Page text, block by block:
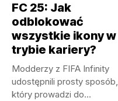
FC 25: Jak
odblokować
wszystkie ikony w
trybie kariery?
Modderzy z FIFA Infinity
udostępnili prosty sposób,
który prowadzi do